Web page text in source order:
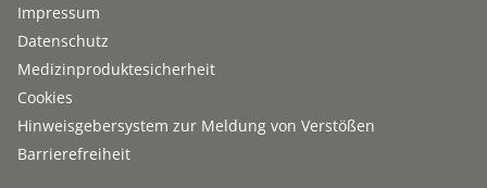
Impressum
Datenschutz
Medizinproduktesicherheit
Cookies
Hinweisgebersystem zur Meldung von Verstößen
Barriere­­freiheit